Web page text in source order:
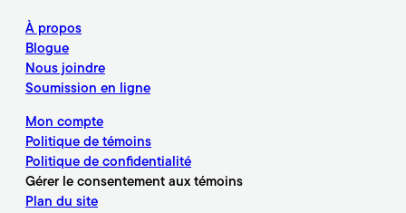
À propos
Blogue
Nous joindre
Soumission en ligne
Mon compte
Politique de témoins
Politique de confidentialité
Gérer le consentement aux témoins
Plan du site